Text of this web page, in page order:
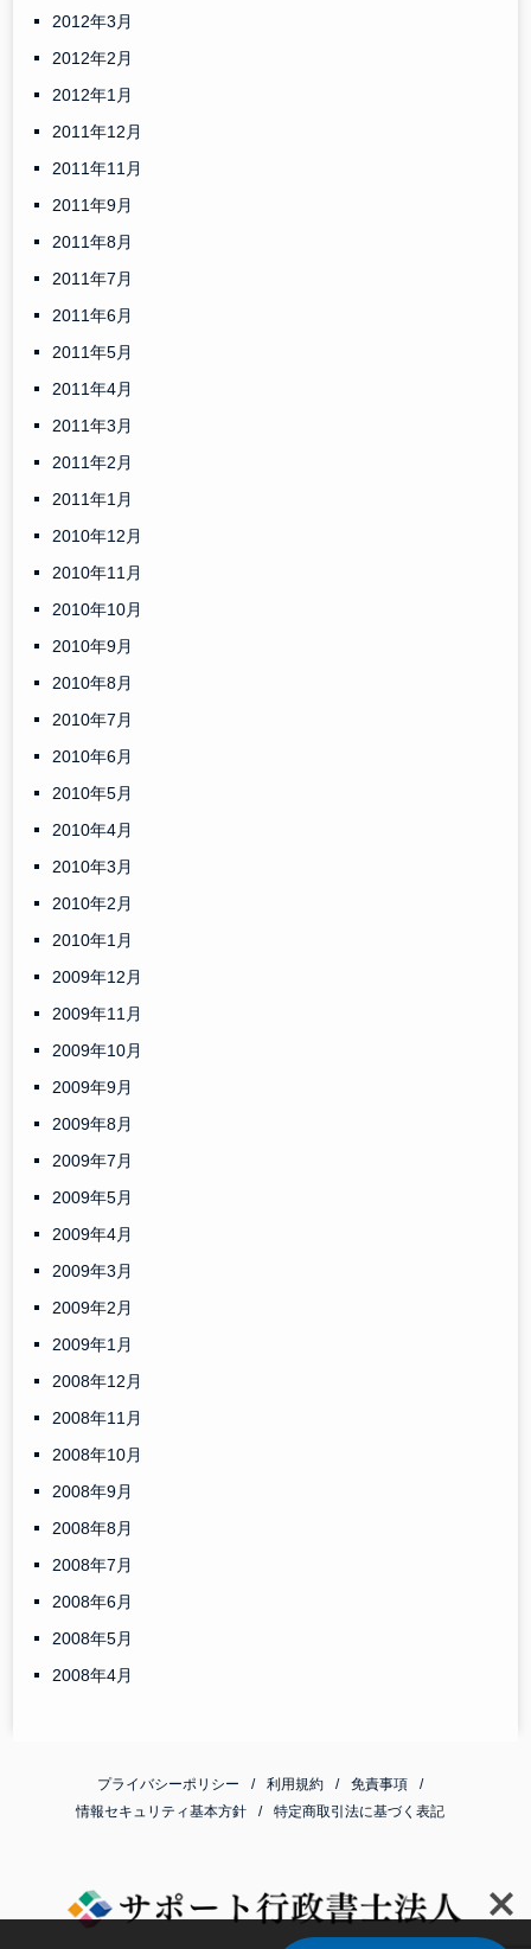
2012年3月
2012年2月
2012年1月
2011年12月
2011年11月
2011年9月
2011年8月
2011年7月
2011年6月
2011年5月
2011年4月
2011年3月
2011年2月
2011年1月
2010年12月
2010年11月
2010年10月
2010年9月
2010年8月
2010年7月
2010年6月
2010年5月
2010年4月
2010年3月
2010年2月
2010年1月
2009年12月
2009年11月
2009年10月
2009年9月
2009年8月
2009年7月
2009年5月
2009年4月
2009年3月
2009年2月
2009年1月
2008年12月
2008年11月
2008年10月
2008年9月
2008年8月
2008年7月
2008年6月
2008年5月
2008年4月
プライバシーポリシー 利用規約
免責事項
情報セキュリティ基本方針
特定商取引法に基づく表記